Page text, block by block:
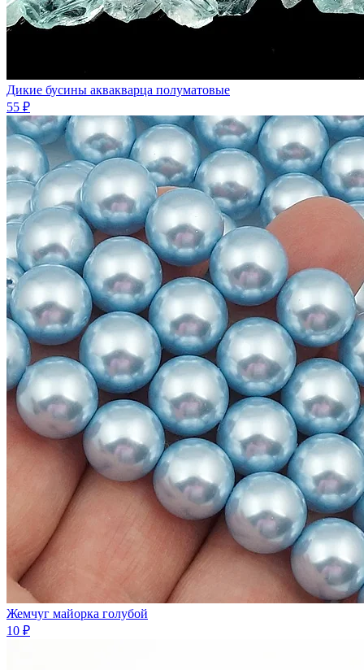
Дикие бусины аквакварца полуматовые
55 ₽
Жемчуг майорка голубой
10 ₽